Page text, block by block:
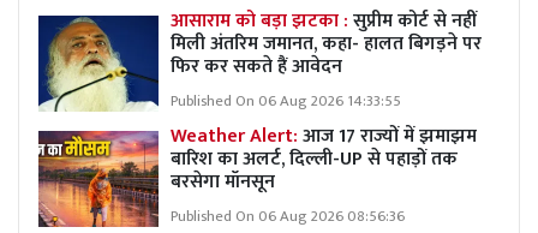
आसाराम को बड़ा झटका :सुप्रीम कोर्ट से नहीं
मिली अंतरिम जमानत, कहा- हालत बिगड़ने पर
फिर कर सकते हैं आवेदन
Published On 06 Aug 2026 14:33:55
Weather Alert:आज 17 राज्यों में झमाझम
बारिश का अलर्ट, दिल्ली-UP से पहाड़ों तक
बरसेगा मॉनसून
Published On 06 Aug 2026 08:56:36